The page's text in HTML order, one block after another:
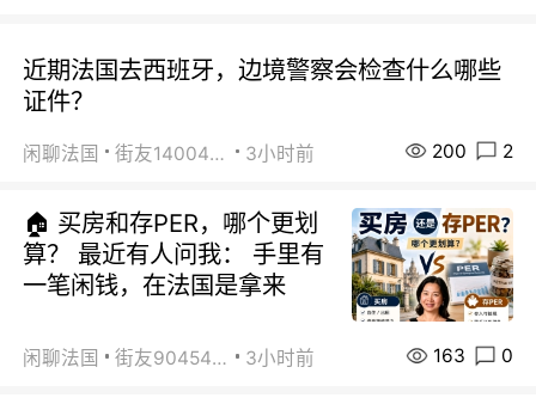
近期法国去西班牙，边境警察会检查什么哪些
证件？
闲聊法国 街友14004820 3小时前 200 2
🏠 买房和存PER，哪个更划
算？ 最近有人问我： 手里有
一笔闲钱，在法国是拿来
闲聊法国 街友90454511 3小时前 163 0